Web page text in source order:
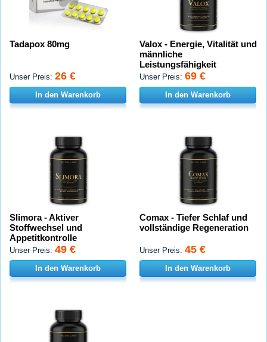
Tadapox 80mg
Unser Preis: 26 €
In den Warenkorb
Valox - Energie, Vitalität und
männliche
Leistungsfähigkeit
Unser Preis: 69 €
In den Warenkorb
Slimora - Aktiver
Stoffwechsel und
Appetitkontrolle
Unser Preis: 49 €
In den Warenkorb
Comax - Tiefer Schlaf und
vollständige Regeneration
Unser Preis: 45 €
In den Warenkorb